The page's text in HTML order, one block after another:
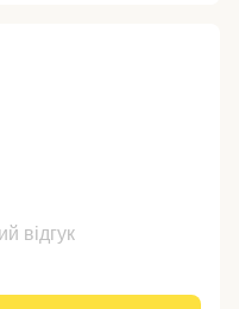
відгук